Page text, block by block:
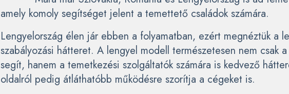
amely komoly segítséget jelent a temettető családok számára.
Lengyelország élen jár ebben a folyamatban, ezért megnéztük a
szabályozási hátteret. A lengyel modell természetesen nem csak a
segít, hanem a temetkezési szolgáltatók számára is kedvező
oldalról pedig átláthatóbb működésre szorítja a cégeket is.